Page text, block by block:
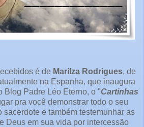
é de Marilza Rodrigues, de
na Espanha, que inaugura
Blog Padre Léo Eterno, o "Cartinhas
pra você demonstrar todo o seu
sacerdote e também testemunhar as
Deus em sua vida por intercessão